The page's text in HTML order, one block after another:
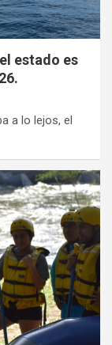
estado es
a lo lejos, el